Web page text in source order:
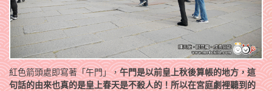
紅色箭頭處即寫著「午門」，午門是以前皇上秋後算帳的地方，這
句話的由來也真的是皇上春天是不殺人的！所以在宮庭劇裡聽到的